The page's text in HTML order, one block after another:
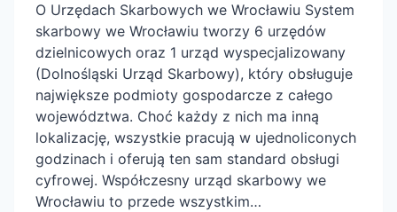
O Urzędach Skarbowych we Wrocławiu System
skarbowy we Wrocławiu tworzy 6 urzędów
dzielnicowych oraz 1 urząd wyspecjalizowany
(Dolnośląski Urząd Skarbowy), który obsługuje
największe podmioty gospodarcze z całego
województwa. Choć każdy z nich ma inną
lokalizację, wszystkie pracują w ujednoliconych
godzinach i oferują ten sam standard obsługi
cyfrowej. Współczesny urząd skarbowy we
Wrocławiu to przede wszystkim…